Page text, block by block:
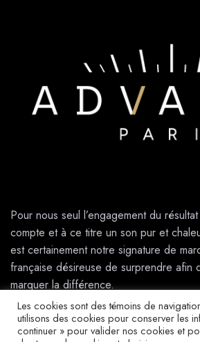
Pour nous seul l’engagement du résultat
compte et à ce titre un son pur et
est certainement notre signature de
française désireuse de surprendre afin
marquer la différence.
Les cookies sont des témoins de
utilisons des cookies pour conserver les
continuer » pour valider nos cookies et